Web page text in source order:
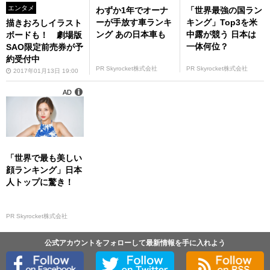
エンタメ
描きおろしイラスト
ボードも！ 劇場版
SAO限定前売券が予
約受付中
2017年01月13日 19:00
わずか1年でオーナ
ーが手放す車ランキ
ング あの日本車も
PR Skyrocket株式会社
「世界最強の国ラン
キング」Top3を米
中露が競う 日本は
一体何位？
PR Skyrocket株式会社
「世界で最も美しい
顔ランキング」日本
人トップに驚き！
PR Skyrocket株式会社
AD
公式アカウントをフォローして最新情報を手に入れよう